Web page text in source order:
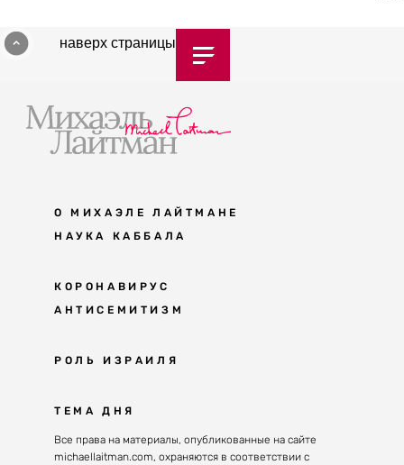
наверх страницы
О МИХАЭЛЕ ЛАЙТМАНЕ
НАУКА КАББАЛА
Мудрость каббалы
Каббала сегодня
Великие каббалисты
Духовные состояния
КОРОНАВИРУС
АНТИСЕМИТИЗМ
Антисемитизм в современном мире
Решение
РОЛЬ ИЗРАИЛЯ
Почему евреи
ТЕМА ДНЯ
Все права на материалы, опубликованные на сайте
michaellaitman.com, охраняются в соответствии с